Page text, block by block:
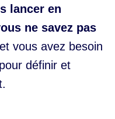
lancer en
ne savez pas
et vous avez besoin
définir et